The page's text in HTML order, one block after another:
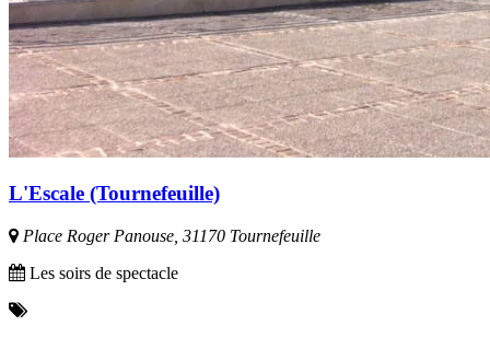
L'Escale (Tournefeuille)
Place Roger Panouse, 31170 Tournefeuille
Les soirs de spectacle